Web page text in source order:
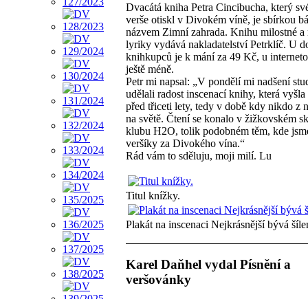
Dvacátá kniha Petra Cincibucha, který
verše otiskl v Divokém víně, je sbírkou
názvem Zimní zahrada. Knihu milostné a
lyriky vydává nakladatelství Petrklíč. U
knihkupců je k mání za 49 Kč, u
ještě méně.
Petr mi napsal: „V pondělí mi nadšení
udělali radost inscenací knihy, která vyšla
před třiceti lety, tedy v době kdy nikdo z
na světě. Čtení se konalo v žižkovském
klubu H2O, tolik podobném těm, kde
veršíky za Divokého vína.“
Rád vám to sděluju, moji milí. Lu
Titul knížky.
Plakát na inscenaci Nejkrásnější bývá
Karel Daňhel vydal Písnění a
veršovánky